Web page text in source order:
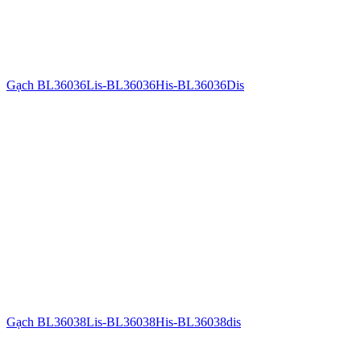
Gạch BL36036Lis-BL36036His-BL36036Dis
Gạch BL36038Lis-BL36038His-BL36038dis